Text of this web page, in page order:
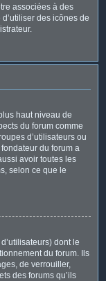
associées à des
des icônes de
haut niveau de
du forum comme
d’utilisateurs ou
du forum a
avoir toutes les
selon ce que le
dont le
du forum. Ils
de verrouiller,
des forums qu’ils